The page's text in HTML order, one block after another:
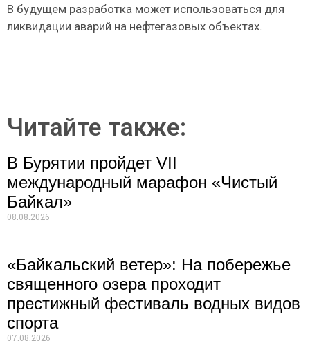
В будущем разработка может использоваться для
ликвидации аварий на нефтегазовых объектах.
Читайте также:
В Бурятии пройдет VII
международный марафон «Чистый
Байкал»
08.08.2026
«Байкальский ветер»: На побережье
священного озера проходит
престижный фестиваль водных видов
спорта
07.08.2026